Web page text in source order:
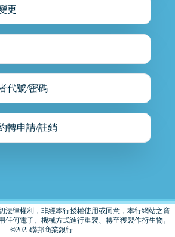
更
代號/密碼
轉申請/註銷
法律權利，非經本行授權使用或同意，本行網站之資
任何電子、機械方式進行重製、轉至獲製作衍生物。
©2025聯邦商業銀行